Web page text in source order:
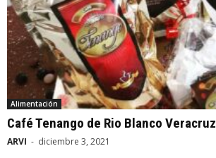
Alimentación
Café Tenango de Rio Blanco Veracruz
ARVI - diciembre 3, 2021